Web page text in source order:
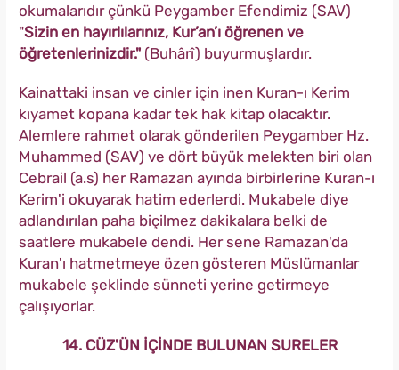
okumalarıdır çünkü Peygamber Efendimiz (SAV)
"Sizin en hayırlılarınız, Kur’an’ı öğrenen ve
öğretenlerinizdir." (Buhârî) buyurmuşlardır.
Kainattaki insan ve cinler için inen Kuran-ı Kerim
kıyamet kopana kadar tek hak kitap olacaktır.
Alemlere rahmet olarak gönderilen Peygamber Hz.
Muhammed (SAV) ve dört büyük melekten biri olan
Cebrail (a.s) her Ramazan ayında birbirlerine Kuran-ı
Kerim'i okuyarak hatim ederlerdi. Mukabele diye
adlandırılan paha biçilmez dakikalara belki de
saatlere mukabele dendi. Her sene Ramazan'da
Kuran'ı hatmetmeye özen gösteren Müslümanlar
mukabele şeklinde sünneti yerine getirmeye
çalışıyorlar.
14. CÜZ'ÜN İÇİNDE BULUNAN SURELER